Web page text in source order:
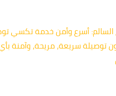
📞 60036648 | تاكسي صباح السالم: أسرع
سريعة، مريحة، وآمنة